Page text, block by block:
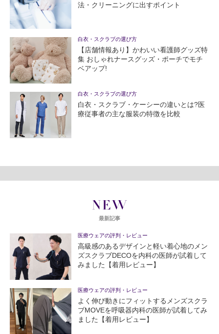
法・クリーニングに出すポイント
白衣・スクラブの選び方
【店舗情報あり】かわいい看護師グッズ特
集 おしゃれナースグッズ・ポーチでモチ
ベアップ!
白衣・スクラブの選び方
白衣・スクラブ・ケーシーの違いとは?医
療従事者の主な服装の特徴を比較
NEW
最新記事
医療ウェアの評判・レビュー
高級感のあるデザインと軽い着心地のメン
ズスクラブDECOを内科の医師が試着して
みました【着用レビュー】
医療ウェアの評判・レビュー
よく伸び動きにフィットするメンズスクラ
ブMOVEを呼吸器内科の医師が試着してみ
ました【着用レビュー】